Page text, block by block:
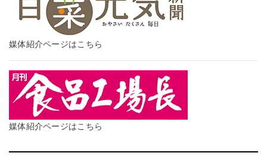
媒体紹介ページはこちら
媒体紹介ページはこちら